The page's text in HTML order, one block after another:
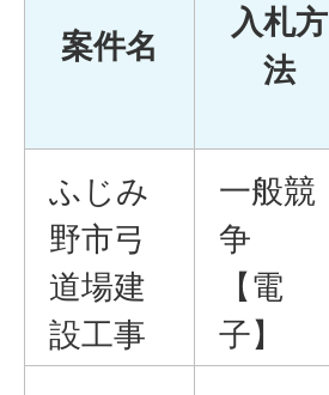
案件名
入札方
法
ふじみ
野市弓
道場建
設工事
一般競
争
【電
子】